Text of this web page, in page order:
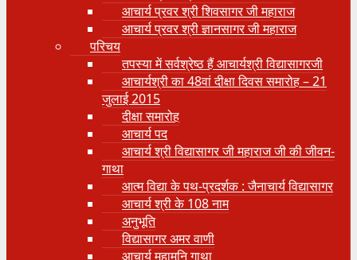
आचार्य प्रवर श्री शिवसागर जी महाराज
आचार्य प्रवर श्री ज्ञानसागर जी महाराज
परिचय
तपस्या में सर्वश्रेष्ठ हैं आचार्यश्री विद्यासागरजी
आचार्यश्री का 48वां दीक्षा दिवस समारोह – 21
जुलाई 2015
दीक्षा समारोह
आचार्य पद
आचार्य श्री विद्यासागर जी महाराज जी की जीवन-
गाथा
आत्म विद्या के पथ-प्रदर्शक : जैनाचार्य विद्यासागर
आचार्य श्री के 108 नाम
अनुभूति
विद्यासागर अमर वाणी
आचार्य महामुनि गाथा